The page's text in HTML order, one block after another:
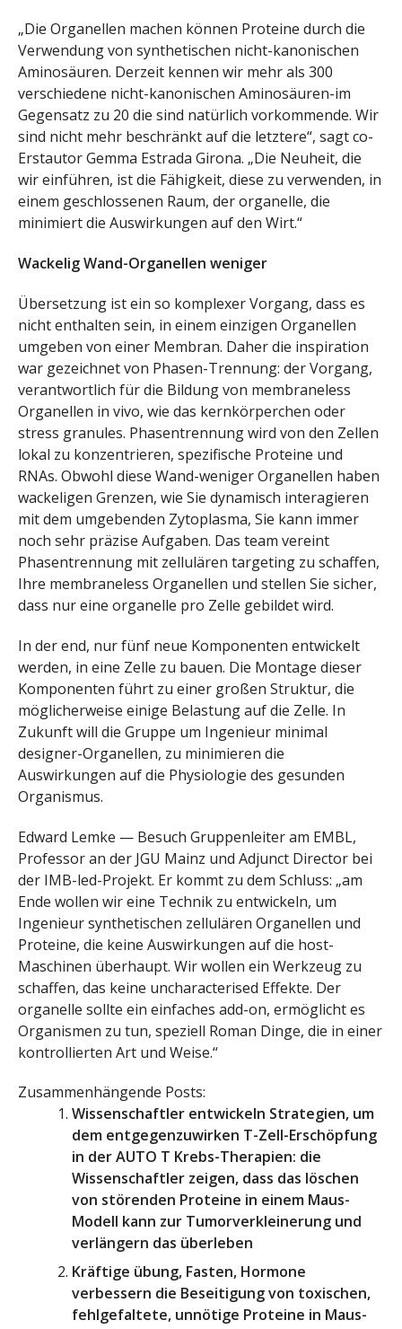
„Die Organellen machen können Proteine durch die
Verwendung von synthetischen nicht-kanonischen
Aminosäuren. Derzeit kennen wir mehr als 300
verschiedene nicht-kanonischen Aminosäuren-im
Gegensatz zu 20 die sind natürlich vorkommende. Wir
sind nicht mehr beschränkt auf die letztere“, sagt co-
Erstautor Gemma Estrada Girona. „Die Neuheit, die
wir einführen, ist die Fähigkeit, diese zu verwenden, in
einem geschlossenen Raum, der organelle, die
minimiert die Auswirkungen auf den Wirt.“
Wackelig Wand-Organellen weniger
Übersetzung ist ein so komplexer Vorgang, dass es
nicht enthalten sein, in einem einzigen Organellen
umgeben von einer Membran. Daher die inspiration
war gezeichnet von Phasen-Trennung: der Vorgang,
verantwortlich für die Bildung von membraneless
Organellen in vivo, wie das kernkörperchen oder
stress granules. Phasentrennung wird von den Zellen
lokal zu konzentrieren, spezifische Proteine und
RNAs. Obwohl diese Wand-weniger Organellen haben
wackeligen Grenzen, wie Sie dynamisch interagieren
mit dem umgebenden Zytoplasma, Sie kann immer
noch sehr präzise Aufgaben. Das team vereint
Phasentrennung mit zellulären targeting zu schaffen,
Ihre membraneless Organellen und stellen Sie sicher,
dass nur eine organelle pro Zelle gebildet wird.
In der end, nur fünf neue Komponenten entwickelt
werden, in eine Zelle zu bauen. Die Montage dieser
Komponenten führt zu einer großen Struktur, die
möglicherweise einige Belastung auf die Zelle. In
Zukunft will die Gruppe um Ingenieur minimal
designer-Organellen, zu minimieren die
Auswirkungen auf die Physiologie des gesunden
Organismus.
Edward Lemke — Besuch Gruppenleiter am EMBL,
Professor an der JGU Mainz und Adjunct Director bei
der IMB-led-Projekt. Er kommt zu dem Schluss: „am
Ende wollen wir eine Technik zu entwickeln, um
Ingenieur synthetischen zellulären Organellen und
Proteine, die keine Auswirkungen auf die host-
Maschinen überhaupt. Wir wollen ein Werkzeug zu
schaffen, das keine uncharacterised Effekte. Der
organelle sollte ein einfaches add-on, ermöglicht es
Organismen zu tun, speziell Roman Dinge, die in einer
kontrollierten Art und Weise.“
Zusammenhängende Posts:
Wissenschaftler entwickeln Strategien, um
dem entgegenzuwirken T-Zell-Erschöpfung
in der AUTO T Krebs-Therapien: die
Wissenschaftler zeigen, dass das löschen
von störenden Proteine in einem Maus-
Modell kann zur Tumorverkleinerung und
verlängern das überleben
Kräftige übung, Fasten, Hormone
verbessern die Beseitigung von toxischen,
fehlgefaltete, unnötige Proteine in Maus-